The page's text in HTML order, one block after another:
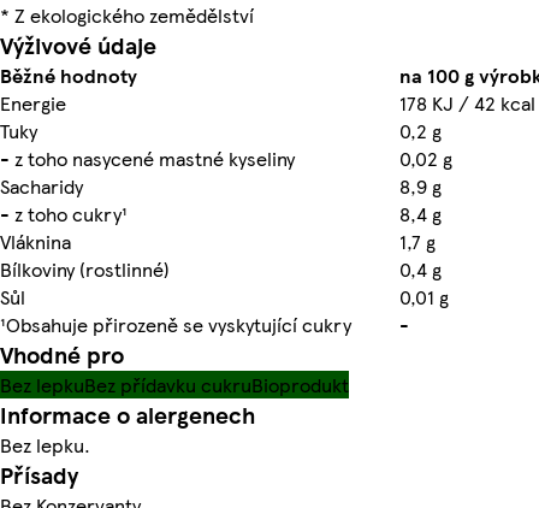
* Z ekologického zemědělství
Výživové údaje
Běžné hodnoty
na 100 g
Energie
178 KJ / 42 kcal
Tuky
0,2 g
- z toho nasycené mastné kyseliny
0,02 g
Sacharidy
8,9 g
- z toho cukry¹
8,4 g
Vláknina
1,7 g
Bílkoviny (rostlinné)
0,4 g
Sůl
0,01 g
¹Obsahuje přirozeně se vyskytující cukry
-
Vhodné pro
Bez lepkuBez přídavku cukruBioprodukt
Informace o alergenech
Bez lepku.
Přísady